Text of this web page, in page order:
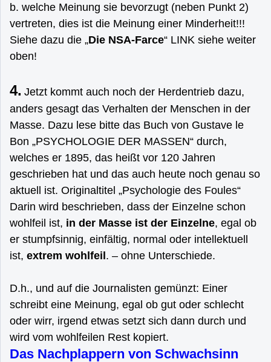
b. welche Meinung sie bevorzugt (neben Punkt 2)
vertreten, dies ist die Meinung einer Minderheit!!!
Siehe dazu die „Die NSA-Farce“ LINK siehe weiter
oben!
4. Jetzt kommt auch noch der Herdentrieb dazu,
anders gesagt das Verhalten der Menschen in der
Masse. Dazu lese bitte das Buch von Gustave le
Bon „PSYCHOLOGIE DER MASSEN“ durch,
welches er 1895, das heißt vor 120 Jahren
geschrieben hat und das auch heute noch genau so
aktuell ist. Originaltitel „Psychologie des Foules“
Darin wird beschrieben, dass der Einzelne schon
wohlfeil ist, in der Masse ist der Einzelne, egal ob
er stumpfsinnig, einfältig, normal oder intellektuell
ist, extrem wohlfeil. – ohne Unterschiede.
D.h., und auf die Journalisten gemünzt: Einer
schreibt eine Meinung, egal ob gut oder schlecht
oder wirr, irgend etwas setzt sich dann durch und
wird vom wohlfeilen Rest kopiert.
Das Nachplappern von Schwachsinn